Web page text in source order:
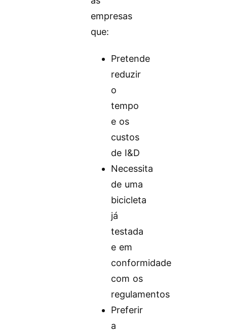
empresas
que:
Pretende
reduzir
o
tempo
e os
custos
de I&D
Necessita
de uma
bicicleta
já
testada
e em
conformidade
com os
regulamentos
Preferir
a